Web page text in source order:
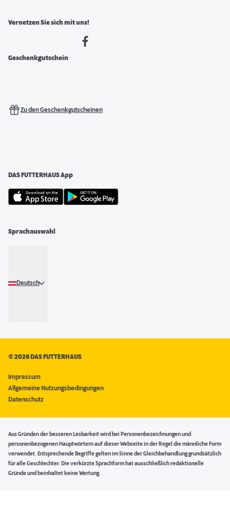
Vernetzen Sie sich mit uns!
Geschenkgutschein
Zu den Geschenkgutscheinen
DAS FUTTERHAUS App
Sprachauswahl
Deutsch
©2026 DAS FUTTERHAUS
Impressum
Allgemeine Nutzungsbedingungen
Datenschutz
Aus Gründen der besseren Lesbarkeit wird bei Personenbezeichnungen und
personenbezogenen Hauptwörtern auf dieser Webseite in der Regel die männliche Form
verwendet. Entsprechende Begriffe gelten im Sinne der Gleichbehandlung grundsätzlich
für alle Geschlechter. Die verkürzte Sprachform hat ausschließlich redaktionelle
Gründe und beinhaltet keine Wertung.